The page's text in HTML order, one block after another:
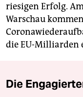
riesigen Erfolg.
Warschau
die EU-Milliarden
Die